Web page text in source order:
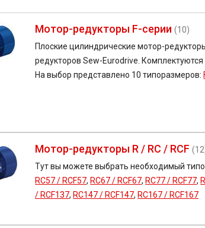
Мотор-редукторы F-серии (10)
Плоские цилиндрические мотор-
редукторов Sew-Eurodrive.
На выбор представлено 10 типоразмеров:
Мотор-редукторы R / RC / RCF
Тут вы можете выбрать необходимый
RC57 / RCF57, RC67 / RCF67, RC77 / RCF77,
/ RCF137, RC147 / RCF147, RC167 / RCF167